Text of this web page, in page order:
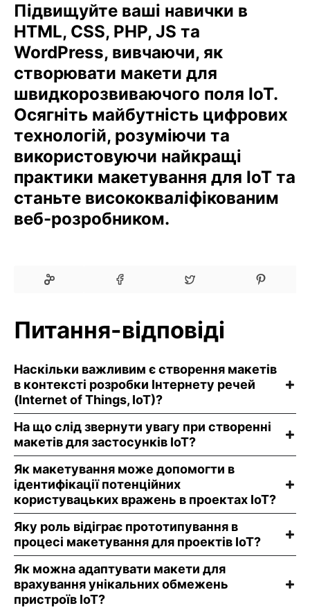
Підвищуйте ваші навички в
HTML, CSS, PHP, JS та
WordPress, вивчаючи, як
створювати макети для
швидкорозвиваючого поля IoT.
Осягніть майбутність цифрових
технологій, розуміючи та
використовуючи найкращі
практики макетування для IoT та
станьте висококваліфікованим
веб-розробником.
Питання-відповіді
Наскільки важливим є створення макетів
в контексті розробки Інтернету речей
(Internet of Things, IoT)?
На що слід звернути увагу при створенні
макетів для застосунків IoT?
Як макетування може допомогти в
ідентифікації потенційних
користувацьких вражень в проектах IoT?
Яку роль відіграє прототипування в
процесі макетування для проектів IoT?
Як можна адаптувати макети для
врахування унікальних обмежень
пристроїв IoT?